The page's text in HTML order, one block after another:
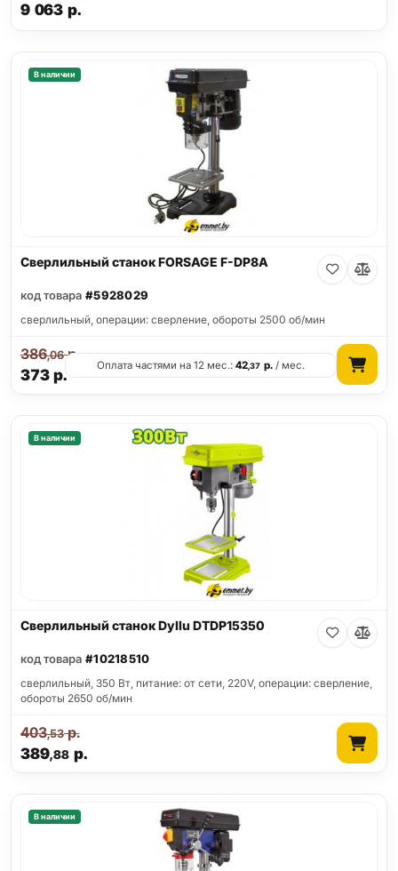
9 063 р.
В наличии
Сверлильный станок FORSAGE F-DP8A
код товара #5928029
сверлильный, операции: сверление, обороты 2500 об/мин
373р.
386,06р.
Оплата частями на 12 мес.:42,37 р./ мес.
В наличии
Сверлильный станок Dyllu DTDP15350
код товара #10218510
сверлильный, 350 Вт, питание: от сети, 220V, операции: сверление,
обороты 2650 об/мин
389,88р.
403,53р.
В наличии